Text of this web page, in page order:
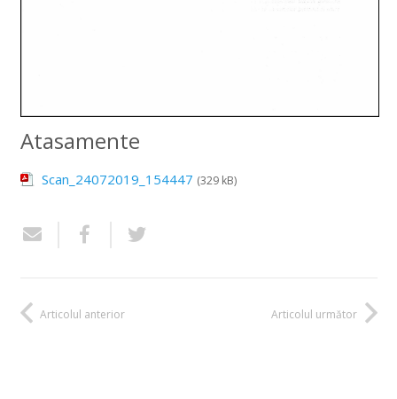
Atasamente
Scan_24072019_154447 (329 kB)
Articolul anterior Articolul următor